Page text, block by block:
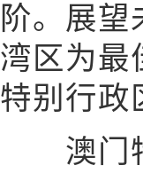
阶。展
湾区为最
特别行政
澳门特